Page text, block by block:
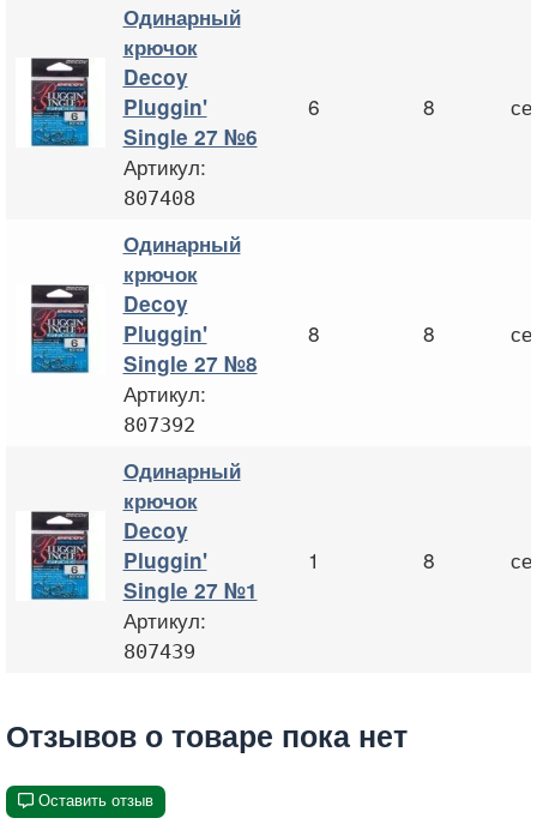
Одинарный
крючок
Decoy
Pluggin'
Single 27 №6
Артикул:
807408
6 8
Одинарный
крючок
Decoy
Pluggin'
Single 27 №8
Артикул:
807392
8 8
Одинарный
крючок
Decoy
Pluggin'
Single 27 №1
Артикул:
807439
1 8
Отзывов о товаре пока нет
Оставить отзыв